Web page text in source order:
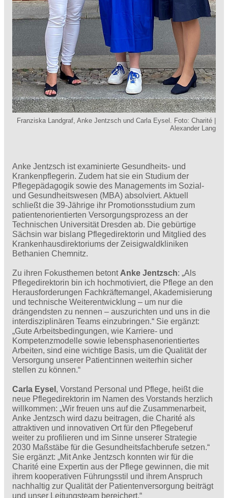
Franziska Landgraf, Anke Jentzsch und Carla Eysel. Foto: Charité |
Alexander Lang
Anke Jentzsch ist examinierte Gesundheits- und
Krankenpflegerin. Zudem hat sie ein Studium der
Pflegepädagogik sowie des Managements im Sozial-
und Gesundheitswesen (MBA) absolviert. Aktuell
schließt die 39-Jährige ihr Promotionsstudium zum
patientenorientierten Versorgungsprozess an der
Technischen Universität Dresden ab. Die gebürtige
Sächsin war bislang Pflegedirektorin und Mitglied des
Krankenhausdirektoriums der Zeisigwaldkliniken
Bethanien Chemnitz.
Zu ihren Fokusthemen betont Anke Jentzsch: „Als
Pflegedirektorin bin ich hochmotiviert, die Pflege an den
Herausforderungen Fachkräftemangel, Akademisierung
und technische Weiterentwicklung – um nur die
drängendsten zu nennen – auszurichten und uns in die
interdisziplinären Teams einzubringen.“ Sie ergänzt:
„Gute Arbeitsbedingungen, wie Karriere- und
Kompetenzmodelle sowie lebensphasenorientiertes
Arbeiten, sind eine wichtige Basis, um die Qualität der
Versorgung unserer Patient:innen weiterhin sicher
stellen zu können.“
Carla Eysel , Vorstand Personal und Pflege, heißt die
neue Pflegedirektorin im Namen des Vorstands herzlich
willkommen: „Wir freuen uns auf die Zusammenarbeit,
Anke Jentzsch wird dazu beitragen, die Charité als
attraktiven und innovativen Ort für den Pflegeberuf
weiter zu profilieren und im Sinne unserer Strategie
2030 Maßstäbe für die Gesundheitsfachberufe setzen.“
Sie ergänzt: „Mit Anke Jentzsch konnten wir für die
Charité eine Expertin aus der Pflege gewinnen, die mit
ihrem kooperativen Führungsstil und ihrem Anspruch
nachhaltig zur Qualität der Patientenversorgung beiträgt
und unser Leitungsteam bereichert.“